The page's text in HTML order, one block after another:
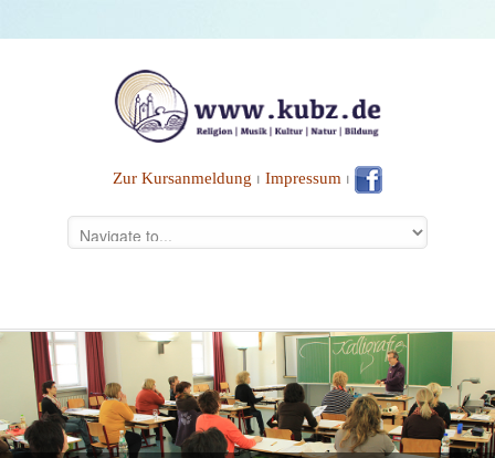
Zur Kursanmeldung ⏐ Impressum ⏐